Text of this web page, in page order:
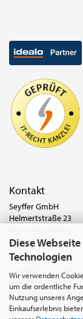
Diese
Technologien
Wir verwenden
um die ordentliche
Nutzung unseres
Einkaufserlebnis
Kontakt
Seyffer GmbH
Helmertstraße 23
Deutschland
Tel.:0621 8779-555
www.seyffer-